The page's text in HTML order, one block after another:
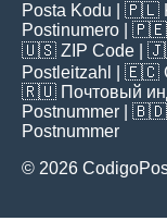
Posta Kodu | 🇵🇱
Postinumero | 🇵🇪
🇺🇸 ZIP Code |
Postleitzahl
| 🇪🇨
🇷🇺 Почтовый
Postnummer | 🇧🇩
Postnummer
© 2026